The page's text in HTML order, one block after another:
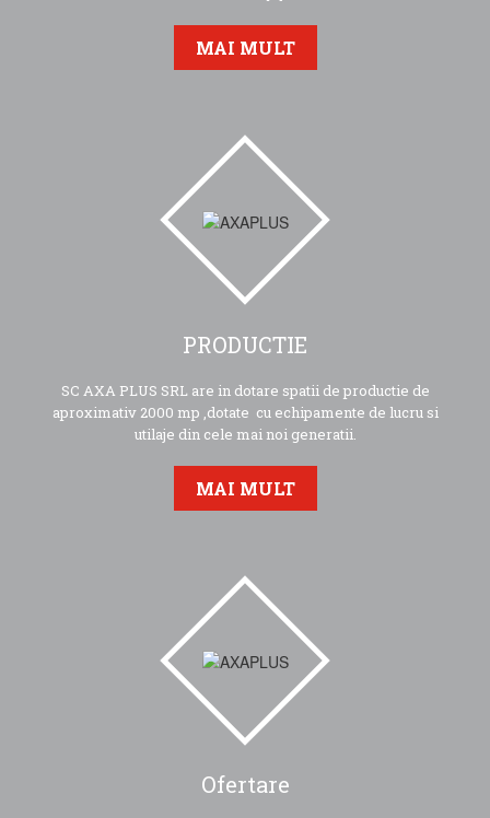
MAI MULT
PRODUCTIE
SC AXA PLUS SRL are in dotare spatii de productie de
aproximativ 2000 mp ,dotate cu echipamente de lucru si
utilaje din cele mai noi generatii.
MAI MULT
Ofertare